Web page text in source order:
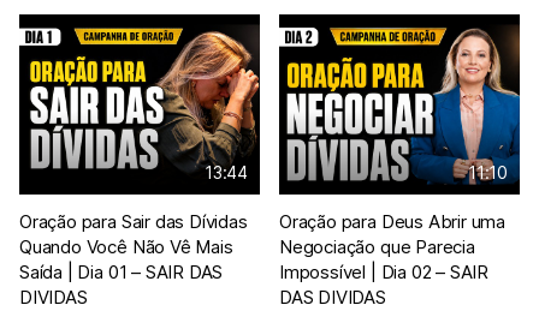
13:44
Oração para Sair das Dívidas
Quando Você Não Vê Mais
Saída | Dia 01 – SAIR DAS
DIVIDAS
11:10
Oração para Deus Abrir uma
Negociação que Parecia
Impossível | Dia 02 – SAIR
DAS DIVIDAS